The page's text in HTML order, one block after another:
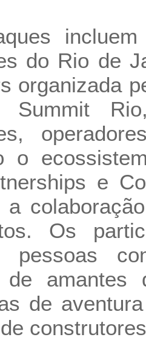
do Rio de
organizada
Summit
o
e
a
Os
pessoas
de amantes
de